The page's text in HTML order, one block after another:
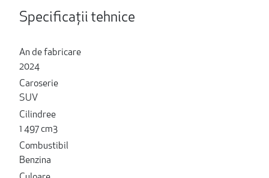
Specificații tehnice
An de fabricare
2024
Caroserie
SUV
Cilindree
1 497 cm3
Combustibil
Benzina